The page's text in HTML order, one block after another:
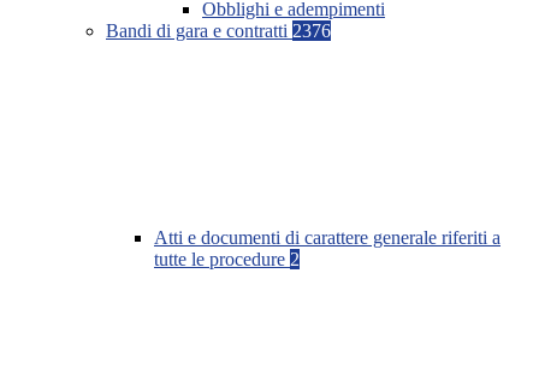
Obblighi e adempimenti
Bandi di gara e contratti 2376
Atti e documenti di carattere generale riferiti a
tutte le procedure 2